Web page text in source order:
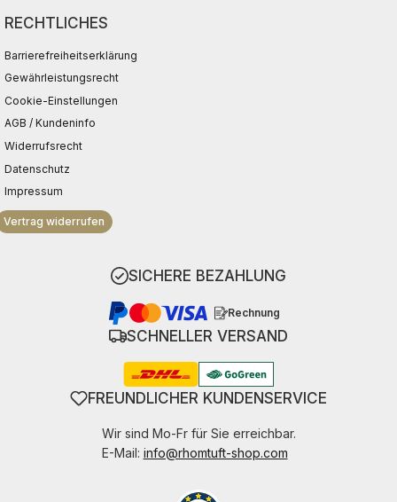
RECHTLICHES
Barrierefreiheitserklärung
Gewährleistungsrecht
Cookie-Einstellungen
AGB / Kundeninfo
Widerrufsrecht
Datenschutz
Impressum
Vertrag widerrufen
SICHERE BEZAHLUNG
Rechnung
SCHNELLER VERSAND
FREUNDLICHER KUNDENSERVICE
Wir sind Mo-Fr für Sie erreichbar.
E-Mail: info@rhomtuft-shop.com